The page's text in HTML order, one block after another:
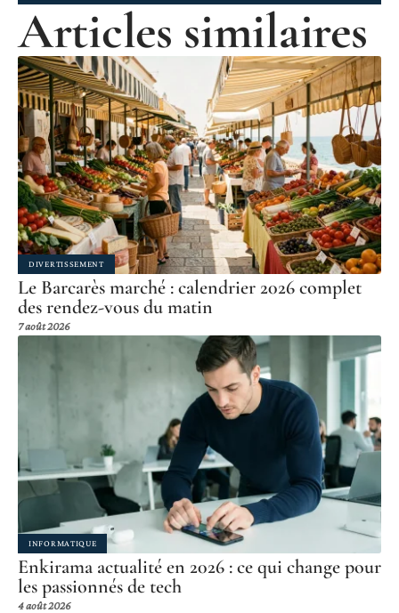
Articles similaires
DIVERTISSEMENT
Le Barcarès marché : calendrier 2026 complet
des rendez-vous du matin
7 août 2026
INFORMATIQUE
Enkirama actualité en 2026 : ce qui change pour
les passionnés de tech
4 août 2026